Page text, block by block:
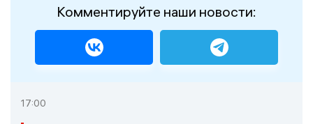
Комментируйте наши новости:
17:00